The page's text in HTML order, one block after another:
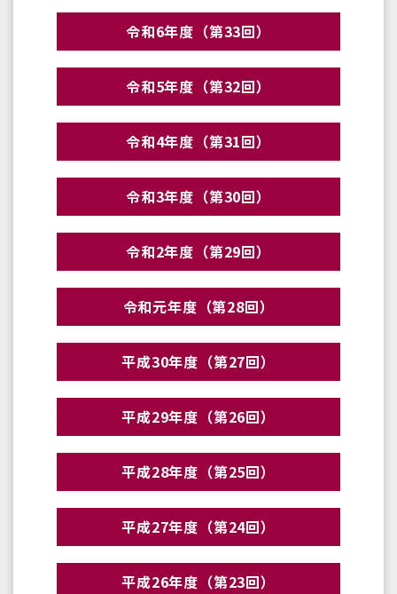
令和6年度（第33回）
令和5年度（第32回）
令和4年度（第31回）
令和3年度（第30回）
令和2年度（第29回）
令和元年度（第28回）
平成30年度（第27回）
平成29年度（第26回）
平成28年度（第25回）
平成27年度（第24回）
平成26年度（第23回）